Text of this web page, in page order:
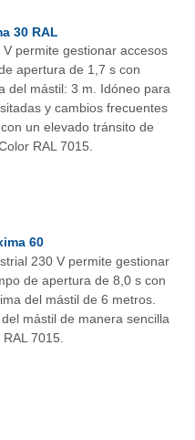
30 RAL
permite gestionar accesos
apertura de 1,7 s con
del mástil: 3 m. Idóneo para
y cambios frecuentes
un elevado tránsito de
RAL 7015.
60
230 V permite gestionar
de apertura de 8,0 s con
del mástil de 6 metros.
mástil de manera sencilla
7015.